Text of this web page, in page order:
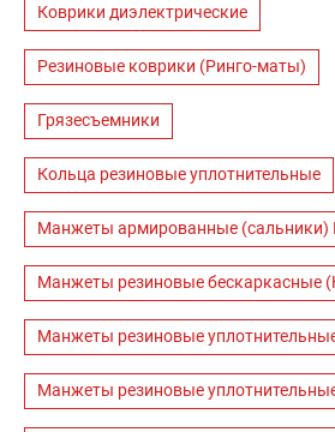
Коврики диэлектрические
Резиновые коврики (Ринго-маты)
Грязесъемники
Кольца резиновые уплотнительные
Манжеты армированные (сальники)
Манжеты резиновые бескаркасные
Манжеты резиновые
Манжеты резиновые